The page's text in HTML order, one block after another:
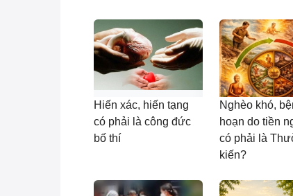
Hiến xác, hiến tạng
có phải là công đức
bố thí
Nghèo khó,
hoạn do tiền
có phải là
kiến?